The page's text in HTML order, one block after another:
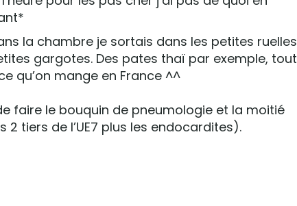
la chambre je sortais dans les petites ruelles
gargotes. Des pates thaï par exemple, tout
qu’on mange en France ^^
faire le bouquin de pneumologie et la moitié
tiers de l’UE7 plus les endocardites).